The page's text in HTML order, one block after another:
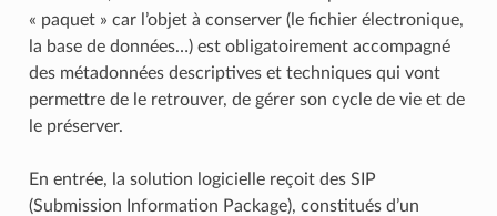
« paquet » car l’objet à conserver (le fichier électronique,
la base de données…) est obligatoirement accompagné
des métadonnées descriptives et techniques qui vont
permettre de le retrouver, de gérer son cycle de vie et de
le préserver.
En entrée, la solution logicielle reçoit des SIP
(Submission Information Package), constitués d’un